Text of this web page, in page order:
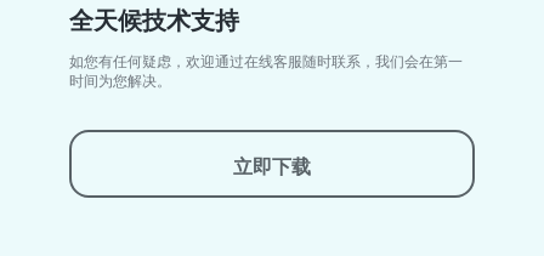
全天候技术支持
如您有任何疑虑，欢迎通过在线客服随时联系，我们会在第一
时间为您解决。
立即下载